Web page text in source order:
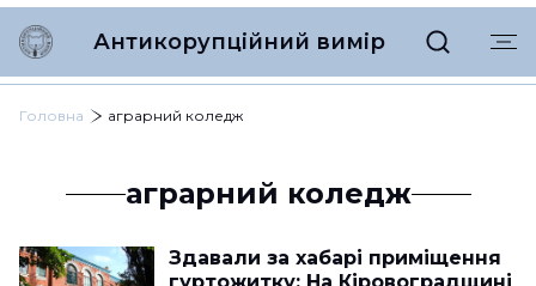
Антикорупційний вимір
Головна аграрний коледж
аграрний коледж
Здавали за хабарі приміщення